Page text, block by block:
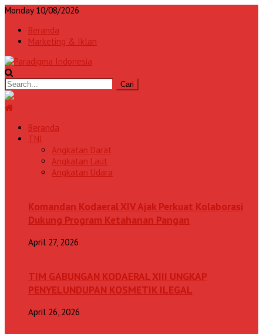
Monday 10/08/2026
Beranda
Marketing & Iklan
Beranda
TNI
Angkatan Darat
Angkatan Laut
Angkatan Udara
Komandan Kodaeral XIV Ajak Perkuat Kolaborasi
Dukung Program Ketahanan Pangan
April 27, 2026
TIM GABUNGAN KODAERAL XIII UNGKAP
PENYELUNDUPAN KOSMETIK ILEGAL
April 26, 2026